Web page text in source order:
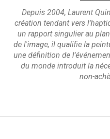
Depuis 2004, Laurent
création tendant vers
un rapport singulier au
de l'image, il qualifie la
une définition de
du monde introduit la
non-